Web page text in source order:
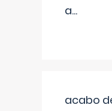
a...
acabo